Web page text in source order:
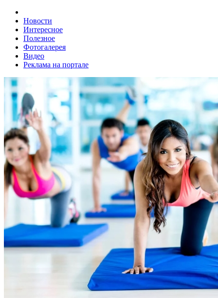
Новости
Интересное
Полезное
Фотогалерея
Видео
Реклама на портале